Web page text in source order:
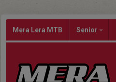
Mera Lera MTB Senior